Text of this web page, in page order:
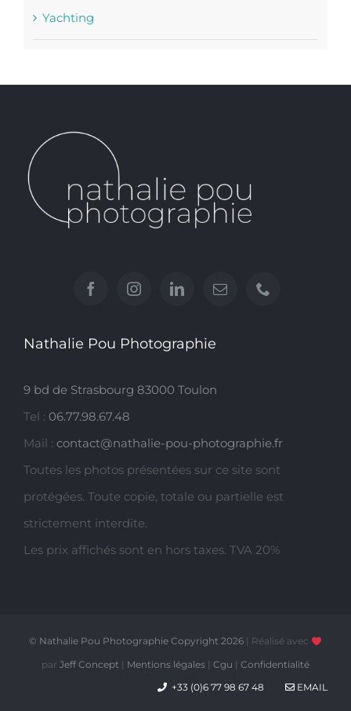
Yachting
Nathalie Pou Photographie
9 bd de Strasbourg 83000 Toulon
Tel : 06.77.98.67.48
Mail : contact@nathalie-pou-photographie.fr
Toutes les photos présentées sur ce site sont
protégées. Toute copie, totale ou partielle est
strictement interdite.
Les prix affichés sont en hors taxes. TVA 20%
© Nathalie Pou Photographie Copyright2026 | Réalisé avec
par Jeff Concept | Mentions légales | Cgu | Confidentialité
+33 (0)6 77 98 67 48
EMAIL